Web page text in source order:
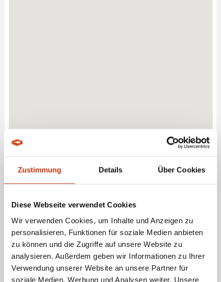
Zustimmung Details Über Cookies
Diese Webseite verwendet Cookies
Wir verwenden Cookies, um Inhalte und Anzeigen zu
personalisieren, Funktionen für soziale Medien anbieten
zu können und die Zugriffe auf unsere Website zu
analysieren. Außerdem geben wir Informationen zu Ihrer
Verwendung unserer Website an unsere Partner für
soziale Medien, Werbung und Analysen weiter. Unsere
ANGELCENTER VÖGLER - FACHGESCHÄFT FÜR
ANGELBEDARF IN HAMBURG BILLSTEDT
ANGEBOTE LEISTUNGEN